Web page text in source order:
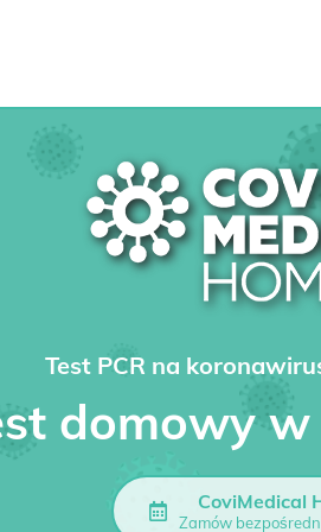
Test PCR na
domowy
CoviMedical
Zamów